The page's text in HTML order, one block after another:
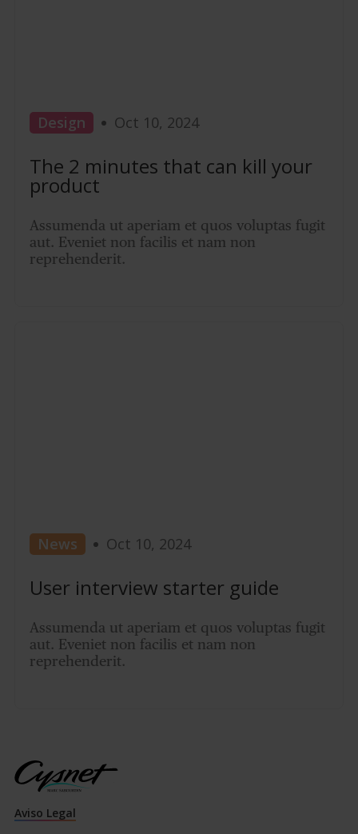
Design Oct 10, 2024
The 2 minutes that can kill your
product
Assumenda ut aperiam et quos voluptas fugit
aut. Eveniet non facilis et nam non
reprehenderit.
News Oct 10, 2024
User interview starter guide
Assumenda ut aperiam et quos voluptas fugit
aut. Eveniet non facilis et nam non
reprehenderit.
Aviso Legal